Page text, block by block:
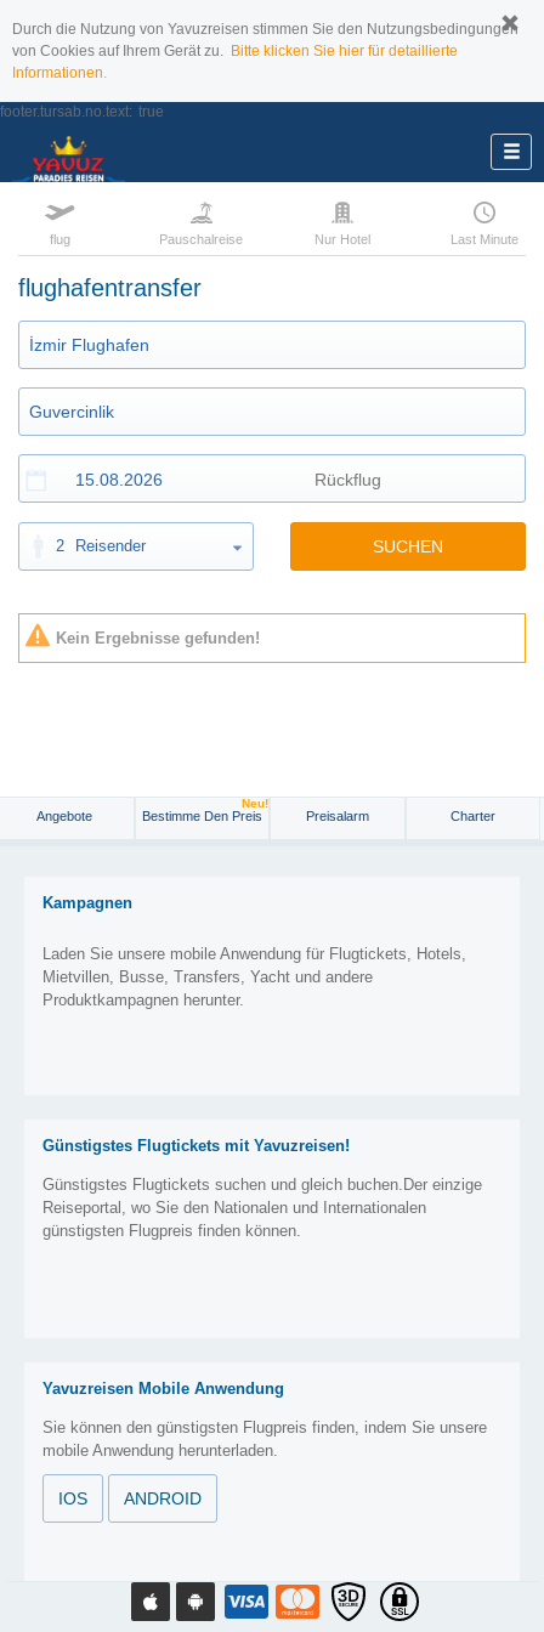
Durch die Nutzung von Yavuzreisen stimmen Sie den Nutzungsbedingungen
von Cookies auf Ihrem Gerät zu. Bitte klicken Sie hier für detaillierte
Informationen.
footer.tursab.no.text: true
flug Pauschalreise Nur Hotel Last Minute
flughafentransfer
2 Reisender SUCHEN
Kein Ergebnisse gefunden!
Angebote Bestimme Den Preis
Neu!
Preisalarm Charter
Kampagnen
Laden Sie unsere mobile Anwendung für Flugtickets, Hotels,
Mietvillen, Busse, Transfers, Yacht und andere
Produktkampagnen herunter.
Günstigstes Flugtickets mit Yavuzreisen!
Günstigstes Flugtickets suchen und gleich buchen.Der einzige
Reiseportal, wo Sie den Nationalen und Internationalen
günstigsten Flugpreis finden können.
Yavuzreisen Mobile Anwendung
Sie können den günstigsten Flugpreis finden, indem Sie unsere
mobile Anwendung herunterladen.
IOS ANDROID